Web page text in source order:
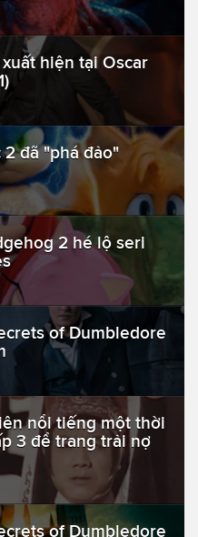
hiện tại Oscar
2 đã "phá đảo"
2 hé lộ seri
of Dumbledore
nổi tiếng một thời
3 để trang trải nợ
of Dumbledore